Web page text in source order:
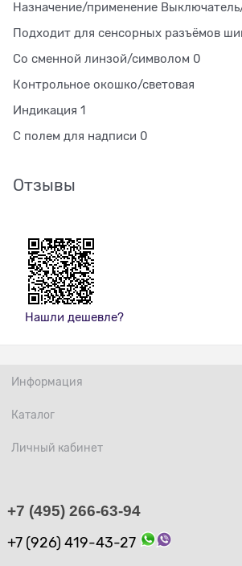
Назначение/применение
Подходит для сенсорных разъёмов
Со сменной линзой/символом 0
Контрольное окошко/световая
Индикация 1
С полем для надписи 0
Отзывы
Нашли дешевле?
Информация
Каталог
Личный кабинет
+7 (495) 266-63-94
+7 (926) 419-43-27